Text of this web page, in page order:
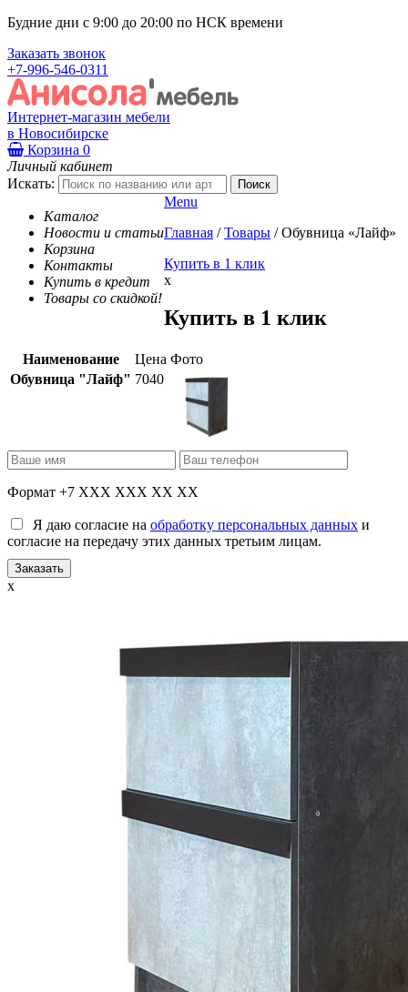
Будние дни с 9:00 до 20:00 по НСК времени
Заказать звонок
+7-996-546-0311
Интернет-магазин мебели
в Новосибирске
Корзина 0
Личный кабинет
Искать:
Каталог
Новости и статьи
Корзина
Контакты
Купить в кредит
Товары со скидкой!
Menu
Главная / Товары / Обувница «Лайф»
Купить в 1 клик
x
Купить в 1 клик
Наименование Цена Фото
Обувница "Лайф" 7040
Формат +7 XXX XXX XX XX
Я даю согласие на обработку персональных данных и
согласие на передачу этих данных третьим лицам.
x